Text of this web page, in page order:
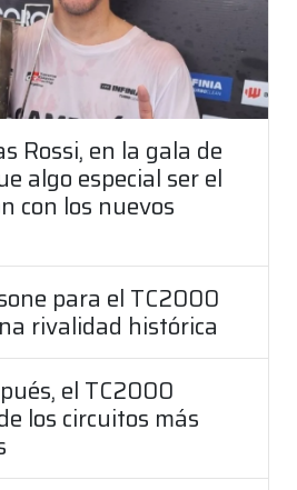
Rossi, en la gala de
algo especial ser el
con los nuevos
para el TC2000
rivalidad histórica
el TC2000
los circuitos más